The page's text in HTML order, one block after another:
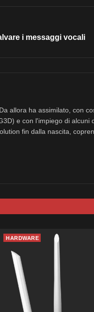
i messaggi vocali
allora ha assimilato, con
e con l'impiego di
fin dalla nascita,
HARDWARE